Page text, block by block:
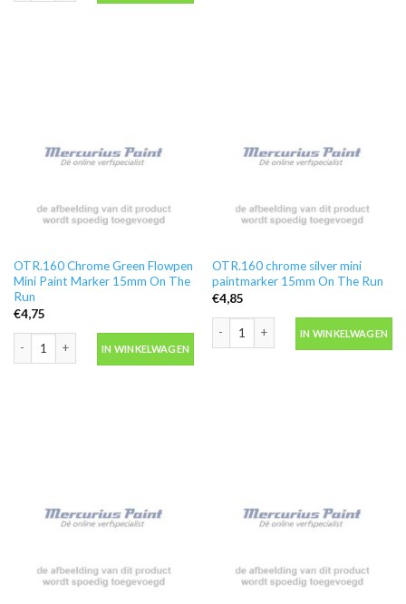
OTR.160 Chrome Green Flowpen
Mini Paint Marker 15mm On The
Run
€4,75
OTR.160 Chrome Green Flowpen Mini Paint Marker 15mm On The Run
IN WINKELWAGEN
OTR.160 chrome silver mini
paintmarker 15mm On The Run
€4,85
IN WINKELWAGEN